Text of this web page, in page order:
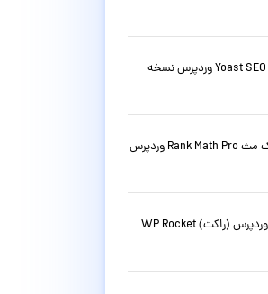
افزونه فارسی سئو Yoast SEO Premium وردپرس نسخه
دانلود افزونه سئو حرفه ای رنک مث Rank Math Pro وردپرس
افزونه فارسی افزایش سرعت وردپرس (راکت) WP Rocket